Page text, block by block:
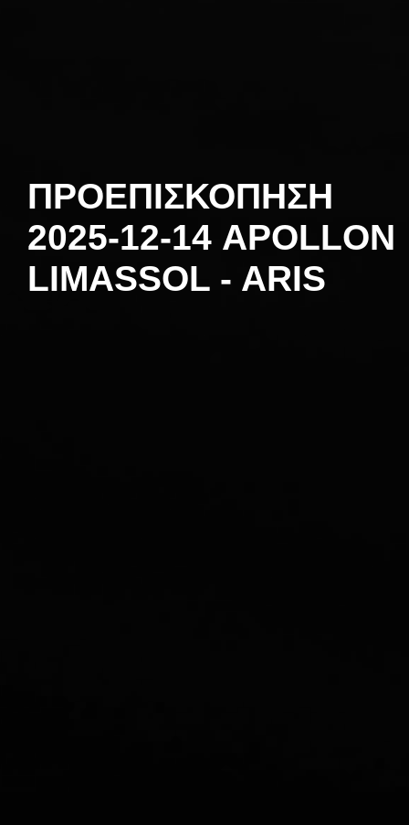
ΠΡΟΕΠΙΣΚΟΠΗΣΗ
2025-12-14 APOLLON
LIMASSOL - ARIS